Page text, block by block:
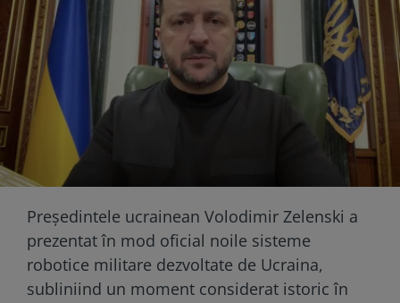
Președintele ucrainean Volodimir Zelenski a
prezentat în mod oficial noile sisteme
robotice militare dezvoltate de Ucraina,
subliniind un moment considerat istoric în